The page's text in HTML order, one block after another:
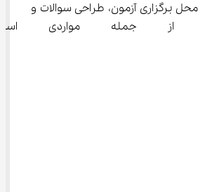
محل برگزاری آزمون، طراحی سوالات و
از جمله مواردی